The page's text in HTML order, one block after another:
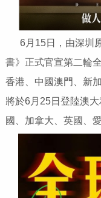
6月15日，由深圳
書》正式官宣第二輪
香港、中國澳門、新
將於6月25日登陸澳
國、加拿大、英國、